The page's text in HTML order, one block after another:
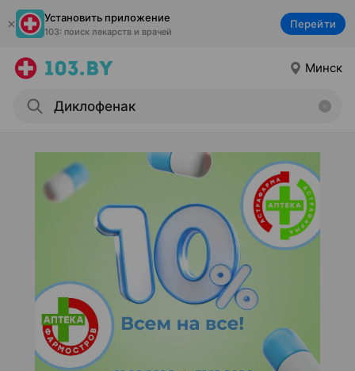
Установить приложение
103: поиск лекарств и врачей
Перейти
Минск